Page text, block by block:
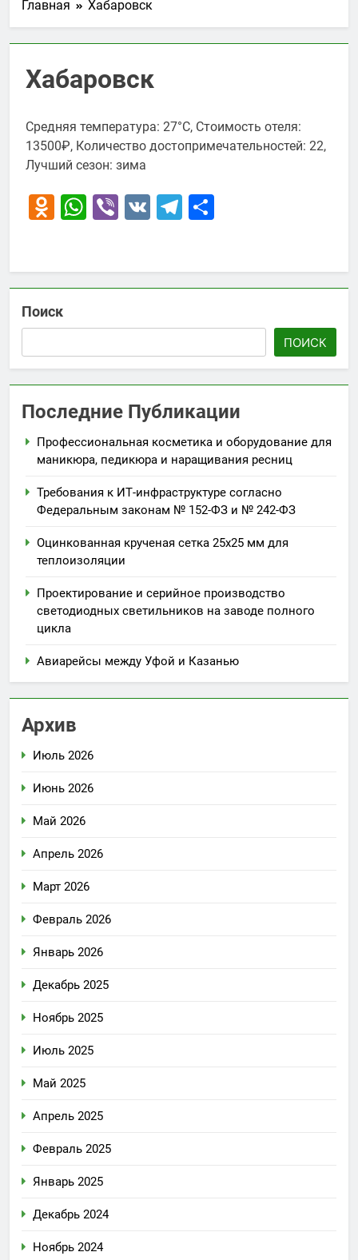
Главная Хабаровск
Хабаровск
Средняя температура: 27°C, Стоимость отеля:
13500₽, Количество достопримечательностей: 22,
Лучший сезон: зима
Odnoklassniki
WhatsApp
Viber
VK Telegram
Поиск
ПОИСК
Последние Публикации
Профессиональная косметика и оборудование для
маникюра, педикюра и наращивания ресниц
Требования к ИТ-инфраструктуре согласно
Федеральным законам № 152-ФЗ и № 242-ФЗ
Оцинкованная крученая сетка 25х25 мм для
теплоизоляции
Проектирование и серийное производство
светодиодных светильников на заводе полного
цикла
Авиарейсы между Уфой и Казанью
Архив
Июль 2026
Июнь 2026
Май 2026
Апрель 2026
Март 2026
Февраль 2026
Январь 2026
Декабрь 2025
Ноябрь 2025
Июль 2025
Май 2025
Апрель 2025
Февраль 2025
Январь 2025
Декабрь 2024
Ноябрь 2024